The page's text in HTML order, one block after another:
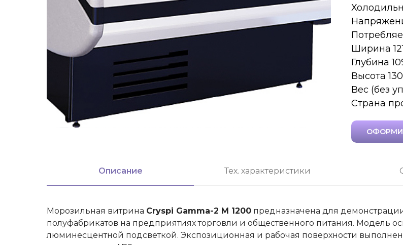
Ширина
Глубина
Высота
Вес (без
Страна
Описание Тех. характеристики
Морозильная витрина Cryspi Gamma-2 M 1200 предназначена для
полуфабрикатов на предприятиях торговли и общественного питания. Модель
люминесцентной подсветкой. Экспозиционная и рабочая поверхности